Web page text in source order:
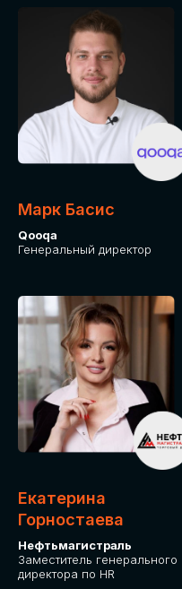
Марк Басис
Qooqa
Генеральный директор
Екатерина
Горностаева
Нефтьмагистраль
Заместитель генерального
директора по HR
СРЕДИ
МЕРОПРИЯТИЯ
Приглашаем стать
TECH FORUM и
решения целевой
рады сотрудничеству!
СТАНЬТЕ
IT Solutions for Business